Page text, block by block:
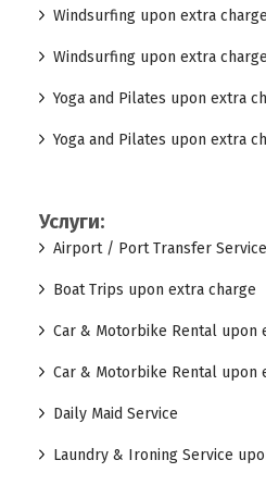
Windsurfing upon extra charge
Windsurfing upon extra charge
Yoga and Pilates upon extra
Yoga and Pilates upon extra
Услуги:
Airport / Port Transfer
Boat Trips upon extra charge
Car & Motorbike Rental upon
Car & Motorbike Rental upon
Daily Maid Service
Laundry & Ironing Service